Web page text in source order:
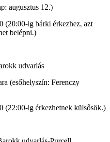
augusztus 12.)
(20:00-ig bárki érkezhez, azt
belépni.)
udvarlás
(esőhelyszín: Ferenczy
(22:00-ig érkezhetnek külsősök.)